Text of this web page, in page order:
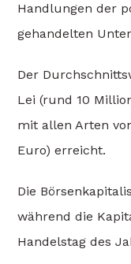
Handlungen der
gehandelten
Der
Lei (rund 10
mit allen Arten
Euro) erreicht.
Die
während die
Handelstag des